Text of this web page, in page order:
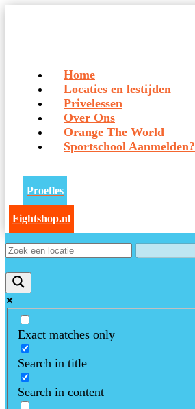
Home
Locaties en lestijden
Privelessen
Over Ons
Orange The World
Sportschool Aanmelden?
Proefles
Fightshop.nl
Exact matches only
Search in title
Search in content